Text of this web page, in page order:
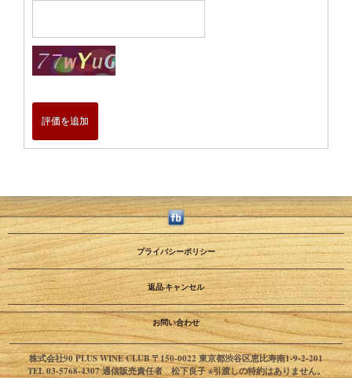
評価を追加
プライバシーポリシー
返品·キャンセル
お問い合わせ
株式会社90 PLUS WINE CLUB 〒150-0022 東京都渋谷区恵比寿南1-9-2-201
TEL 03-5768-4307 通信販売責任者 松下良子 ※引渡しの特約はありません。